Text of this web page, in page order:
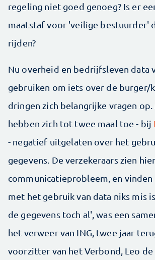
regeling niet goed genoeg? Is er
maatstaf voor 'veilige bestuurder'
rijden?
Nu overheid en bedrijfsleven data
gebruiken om iets over de burger/
dringen zich belangrijke vragen op.
hebben zich tot twee maal toe - bij
- negatief uitgelaten over het
gegevens. De verzekeraars zien
communicatieprobleem, en
met het gebruik van data niks mis
de gegevens toch al', was een
het verweer van ING, twee jaar
voorzitter van het Verbond, Leo